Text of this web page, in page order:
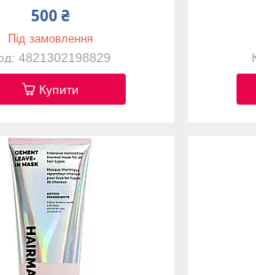
500 ₴
Під замовлення
4821302198829
Купити